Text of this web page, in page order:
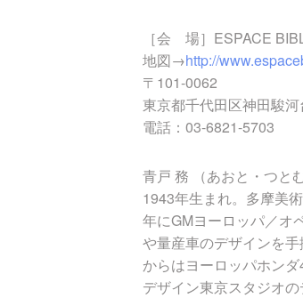
［会 場］ESPACE
地図→http://
〒101-0062
東京都千代田区神田駿
電話：03-6821-5703
青戸 務 （あおと・つとむ
1943年生まれ。多摩美
年にGMヨーロッパ／オ
や量産車のデザインを
からはヨーロッパホン
デザイン東京スタジオ